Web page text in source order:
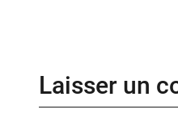
Laisser un